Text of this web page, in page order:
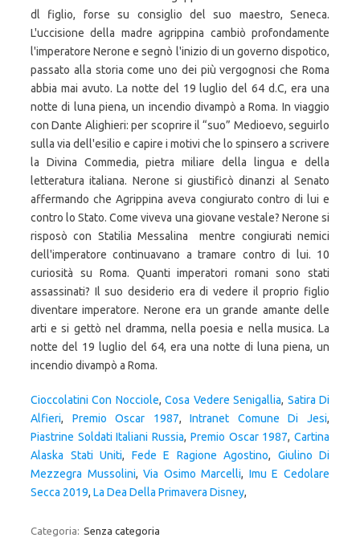
Cioccolatini Con Nocciole,Cosa Vedere Senigallia, Satira Di
Alfieri, Premio Oscar 1987,Intranet Comune Di Jesi,
Piastrine Soldati Italiani Russia, Premio Oscar 1987,Cartina
Alaska Stati Uniti, Fede E Ragione Agostino, Giulino Di
Mezzegra Mussolini,Via Osimo Marcelli, Imu E Cedolare
Secca 2019, La Dea Della Primavera Disney,
Categoria: Senza categoria